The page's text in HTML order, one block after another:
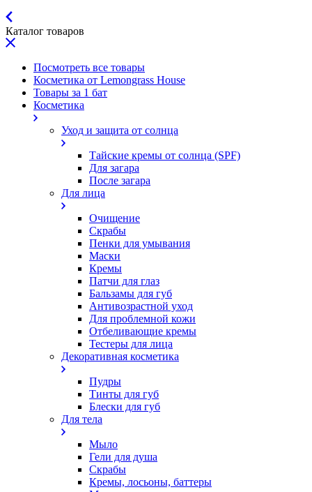
Каталог товаров
Посмотреть все товары
Косметика от Lemongrass House
Товары за 1 бат
Косметика
Уход и защита от солнца
Тайские кремы от солнца (SPF)
Для загара
После загара
Для лица
Очищение
Скрабы
Пенки для умывания
Маски
Кремы
Патчи для глаз
Бальзамы для губ
Антивозрастной уход
Для проблемной кожи
Oтбеливающие кремы
Тестеры для лица
Декоративная косметика
Пудры
Тинты для губ
Блески для губ
Для тела
Мыло
Гели для душа
Скрабы
Кремы, лосьоны, баттеры